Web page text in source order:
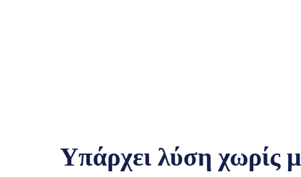
Υπάρχει λύση χωρίς